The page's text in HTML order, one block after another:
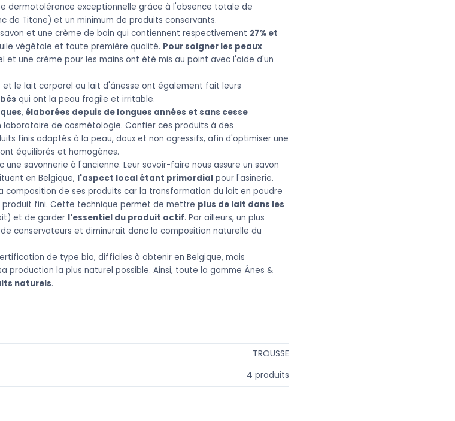
dermotolérance exceptionnelle grâce à l'absence totale de
de Titane) et un minimum de produits conservants.
et une crème de bain qui contiennent respectivement 27% et
végétale et toute première qualité. Pour soigner les peaux
et une crème pour les mains ont été mis au point avec l'aide d'un
et le lait corporel au lait d'ânesse ont également fait leurs
qui ont la peau fragile et irritable.
, élaborées depuis de longues années et sans cesse
de cosmétologie. Confier ces produits à des
finis adaptés à la peau, doux et non agressifs, afin d'optimiser une
équilibrés et homogènes.
une savonnerie à l'ancienne. Leur savoir-faire nous assure un savon
en Belgique, l'aspect local étant primordial pour l'asinerie.
composition de ses produits car la transformation du lait en poudre
produit fini. Cette technique permet de mettre plus de lait dans les
et de garder l'essentiel du produit actif. Par ailleurs, un plus
conservateurs et diminurait donc la composition naturelle du
de type bio, difficiles à obtenir en Belgique, mais
production la plus naturel possible. Ainsi, toute la gamme Ânes &
naturels.
TROUSSE
4 produits